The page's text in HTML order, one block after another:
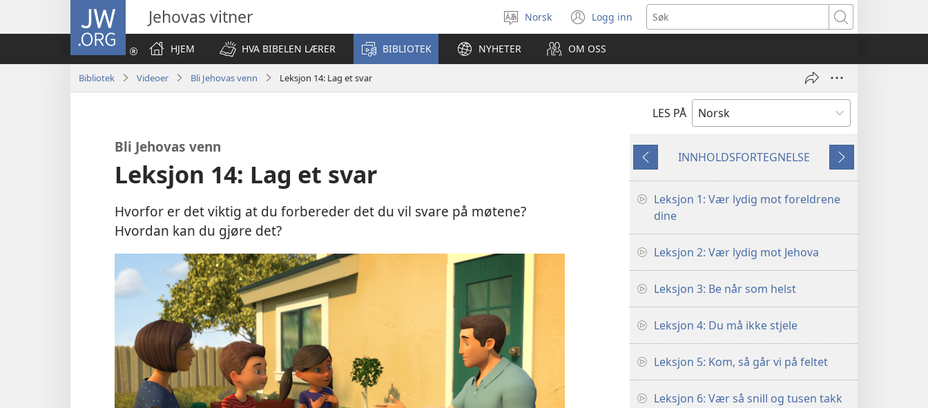
JW.ORG Jehovas vitner
Velg
språk
Norsk Logg inn
(åpner
nytt
vindu)
Søk
HJEM
HVA BIBELEN LÆRER BIBLIOTEK NYHETER OM OSS
Bibliotek Videoer Bli Jehovas venn Leksjon 14: Lag et svar
LES PÅ
Bli Jehovas venn
Leksjon 14: Lag et svar
Hvorfor er det viktig at du forbereder det du vil svare på møtene?
Hvordan kan du gjøre det?
Forrige
INNHOLDSFORTEGNELSE
Neste
Leksjon 1: Vær lydig mot foreldrene
dine
Leksjon 2: Vær lydig mot Jehova
Leksjon 3: Be når som helst
Leksjon 4: Du må ikke stjele
Leksjon 5: Kom, så går vi på feltet
Leksjon 6: Vær så snill og tusen takk